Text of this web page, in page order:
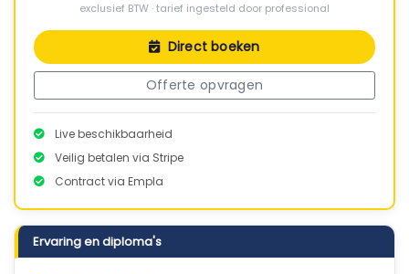
exclusief BTW · tarief ingesteld door professional
Direct boeken
Offerte opvragen
Live beschikbaarheid
Veilig betalen via Stripe
Contract via Empla
Ervaring en diploma's